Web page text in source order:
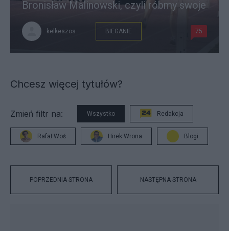
Bronisław Malinowski, czyli róbmy swoje
kelkeszos BIEGANIE 75
Chcesz więcej tytułów?
Zmień filtr na: Wszystko Redakcja
Rafał Woś Hirek Wrona Blogi
POPRZEDNIA STRONA NASTĘPNA STRONA